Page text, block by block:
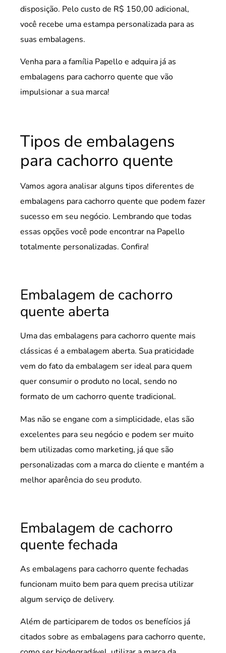
disposição. Pelo custo de R$ 150,00 adicional,
você recebe uma estampa personalizada para as
suas embalagens.
Venha para a família Papello e adquira já as
embalagens para cachorro quente que vão
impulsionar a sua marca!
Tipos de embalagens
para cachorro quente
Vamos agora analisar alguns tipos diferentes de
embalagens para cachorro quente que podem fazer
sucesso em seu negócio. Lembrando que todas
essas opções você pode encontrar na Papello
totalmente personalizadas. Confira!
Embalagem de cachorro
quente aberta
Uma das embalagens para cachorro quente mais
clássicas é a embalagem aberta. Sua praticidade
vem do fato da embalagem ser ideal para quem
quer consumir o produto no local, sendo no
formato de um cachorro quente tradicional.
Mas não se engane com a simplicidade, elas são
excelentes para seu negócio e podem ser muito
bem utilizadas como marketing, já que são
personalizadas com a marca do cliente e mantém a
melhor aparência do seu produto.
Embalagem de cachorro
quente fechada
As embalagens para cachorro quente fechadas
funcionam muito bem para quem precisa utilizar
algum serviço de delivery.
Além de participarem de todos os benefícios já
citados sobre as embalagens para cachorro quente,